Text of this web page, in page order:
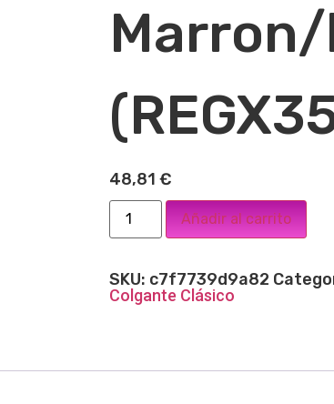
48,81 €
Añadir al carrito
SKU: c7f7739d9a82
Colgante Clásico